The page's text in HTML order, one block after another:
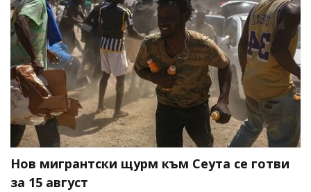
Нов мигрантски щурм към Сеута се готви
за 15 август